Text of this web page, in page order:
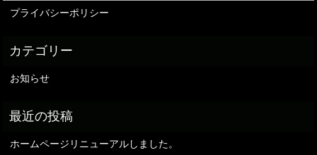
プライバシーポリシー
お知らせ
ホームページリニューアルしました。